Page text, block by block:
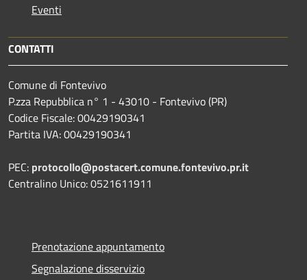
Eventi
CONTATTI
Comune di Fontevivo
P.zza Repubblica n° 1 - 43010 - Fontevivo (PR)
Codice Fiscale: 00429190341
Partita IVA: 00429190341
PEC: protocollo@postacert.comune.fontevivo.pr.it
Centralino Unico: 0521611911
Prenotazione appuntamento
Segnalazione disservizio